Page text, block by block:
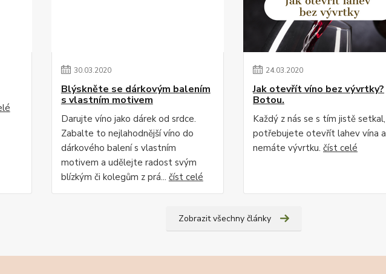
30.03.2020
Blýskněte se dárkovým balením
s vlastním motivem
Darujte víno jako dárek od srdce.
Zabalte to nejlahodnější víno do
dárkového balení s vlastním
motivem a udělejte radost svým
blízkým či kolegům z prá... číst celé
24.03.2020
Jak otevřít víno bez vývrtky?
Botou.
Každý z nás se s tím jistě setkal,
potřebujete otevřít lahev vína a
nemáte vývrtku. číst celé
Zobrazit všechny články